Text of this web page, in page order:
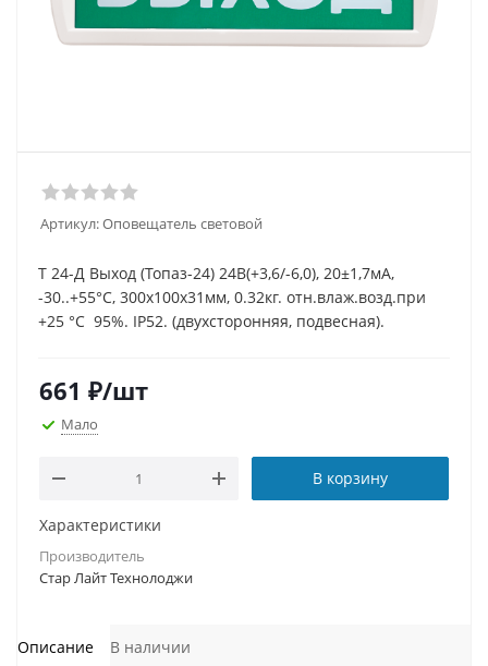
Артикул:Оповещатель световой
Т 24-Д Выход (Топаз-24) 24В(+3,6/-6,0), 20±1,7мА,
-30..+55°С, 300х100х31мм, 0.32кг. отн.влаж.возд.при
+25 °С 95%. IP52. (двухсторонняя, подвесная).
661 ₽/шт
Мало
В корзину
Характеристики
Производитель
Стар Лайт Технолоджи
Описание В наличии